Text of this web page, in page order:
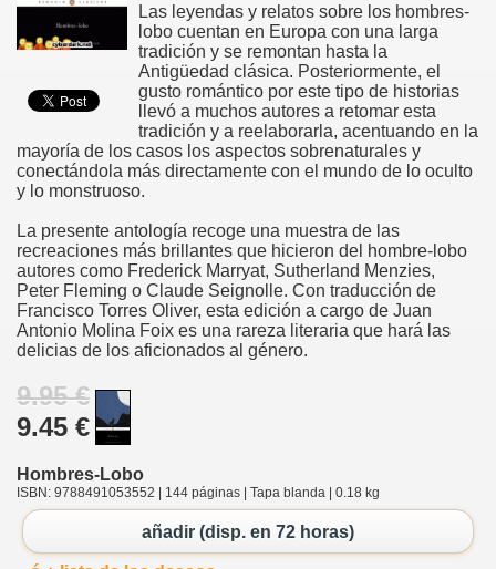
Las leyendas y relatos sobre los hombres-
lobo cuentan en Europa con una larga
tradición y se remontan hasta la
Antigüedad clásica. Posteriormente, el
gusto romántico por este tipo de historias
llevó a muchos autores a retomar esta
tradición y a reelaborarla, acentuando en la
mayoría de los casos los aspectos sobrenaturales y
conectándola más directamente con el mundo de lo oculto
y lo monstruoso.
La presente antología recoge una muestra de las
recreaciones más brillantes que hicieron del hombre-lobo
autores como Frederick Marryat, Sutherland Menzies,
Peter Fleming o Claude Seignolle. Con traducción de
Francisco Torres Oliver, esta edición a cargo de Juan
Antonio Molina Foix es una rareza literaria que hará las
delicias de los aficionados al género.
9.95 €
9.45 €
Hombres-Lobo
ISBN: 9788491053552 | 144 páginas | Tapa blanda | 0.18 kg
añadir (disp. en 72 horas)